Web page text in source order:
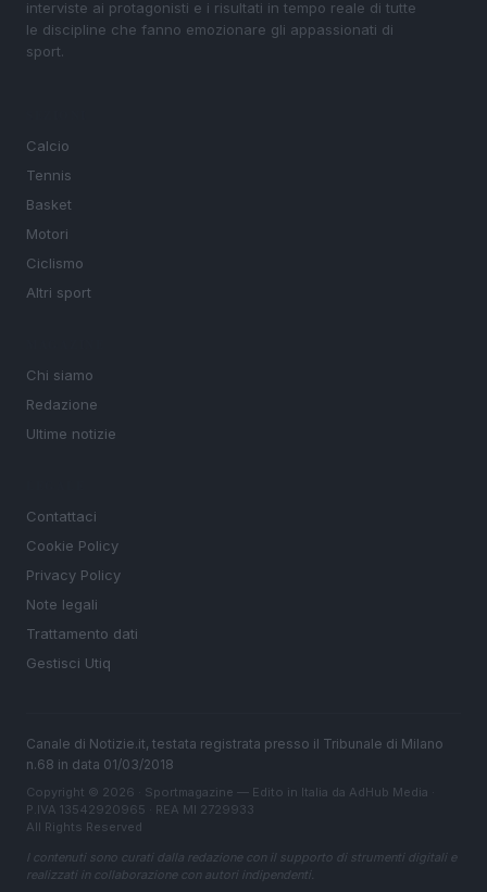
interviste ai protagonisti e i risultati in tempo reale di tutte
le discipline che fanno emozionare gli appassionati di
sport.
Calcio
Tennis
Basket
Motori
Ciclismo
Altri sport
Chi siamo
Redazione
Ultime notizie
Contattaci
Cookie Policy
Privacy Policy
Note legali
Trattamento dati
Gestisci Utiq
Canale di Notizie.it, testata registrata presso il Tribunale di Milano
n.68 in data 01/03/2018
Copyright © 2026 · Sportmagazine — Edito in Italia da AdHub Media
P.IVA 13542920965 · REA MI 2729933
All Rights Reserved
I contenuti sono curati dalla redazione con il supporto di strumenti digitali e
realizzati in collaborazione con autori indipendenti.